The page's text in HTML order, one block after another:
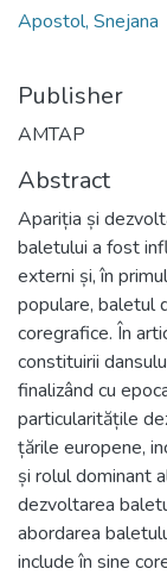
Apostol, Snejana
Publisher
AMTAP
Abstract
Apariția și
baletului a fost
externi și, în
populare, baletul
coregrafice. În
constituirii
finalizând cu
particularitățile
țările europene,
și rolul dominant
dezvoltarea
abordarea
include în sine